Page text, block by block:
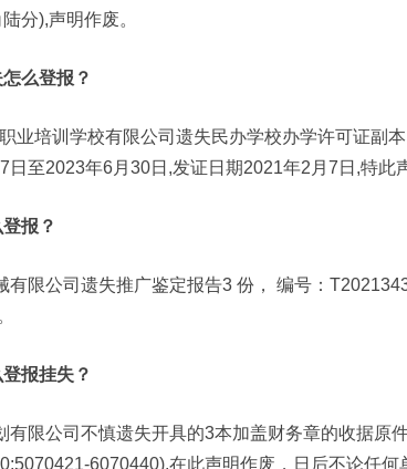
分),声明作废。
么登报？
业培训学校有限公司遗失民办学校办学许可证副
至2023年6月30日,发证日期2021年2月7日,特此
报？
有限公司遗失推广鉴定报告3 份， 编号：
报挂失？
有限公司不慎遗失开具的3本加盖财务章的收据原
6070440),在此声明作废，日后不论任